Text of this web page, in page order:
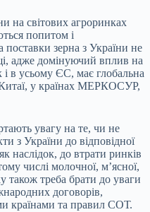
на світових агроринках
попитом і
зерна з України не
адже домінуючий вплив на
і в усьому ЄС, має глобальна
у країнах МЕРКОСУР,
увагу на те, чи не
з України до відповідної
наслідок, до втрати ринків
числі молочної, м’ясної,
також треба брати до уваги
договорів,
країнами та правил СОТ.